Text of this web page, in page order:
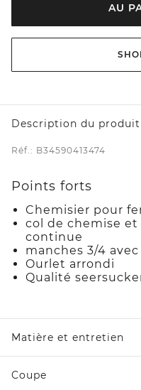
AU
Description du produit
Réf.: B34590413474
Points forts
Chemisier pour
col de chemise
continue
manches 3/4
Ourlet arrondi
Qualité
Matière et entretien
Coupe